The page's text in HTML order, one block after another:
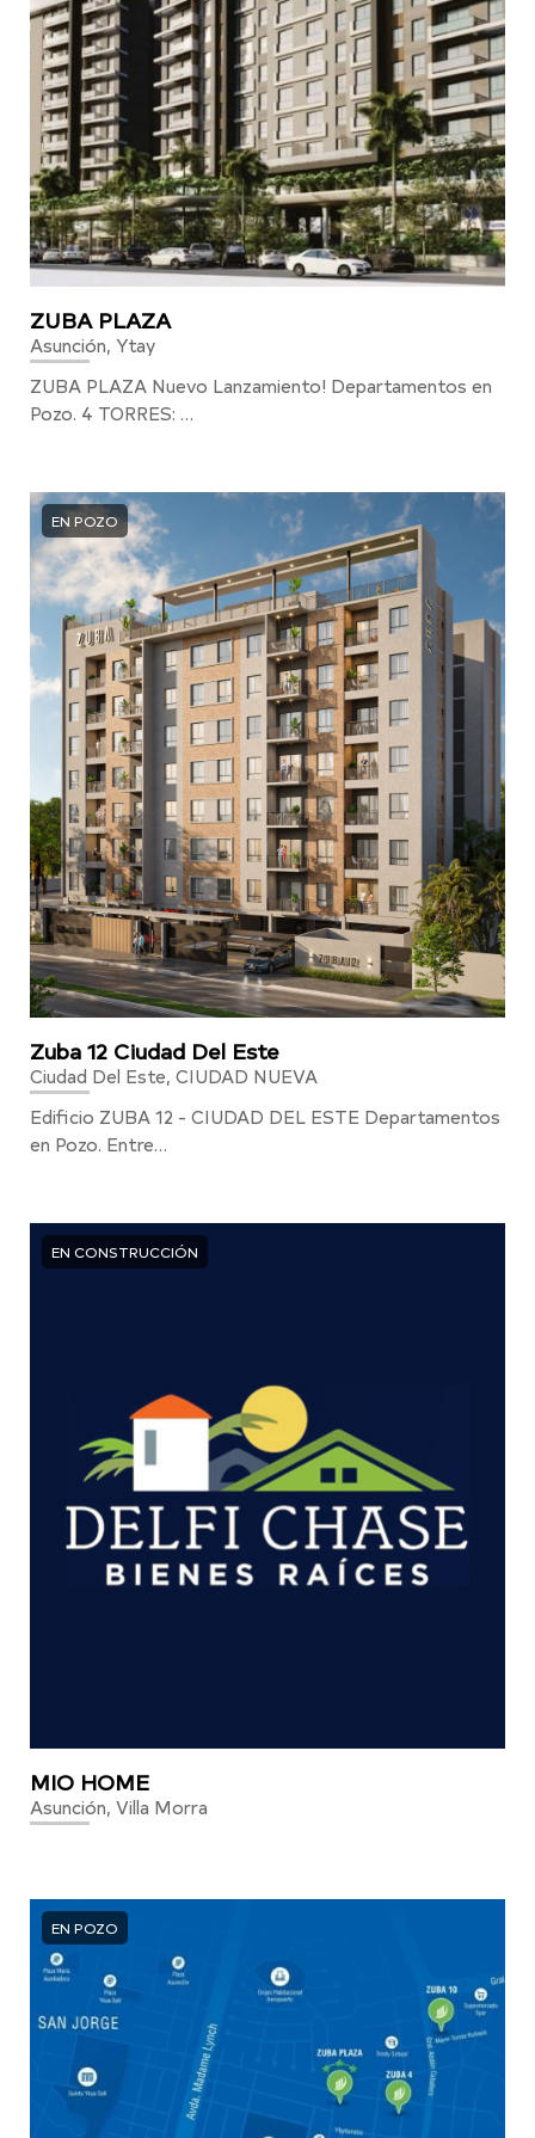
ZUBA PLAZA
Asunción, Ytay
ZUBA PLAZA Nuevo Lanzamiento! Departamentos en
Pozo. 4 TORRES: …
EN POZO
Zuba 12 Ciudad Del Este
Ciudad Del Este, CIUDAD NUEVA
Edificio ZUBA 12 - CIUDAD DEL ESTE Departamentos
en Pozo. Entre…
EN CONSTRUCCIÓN
MIO HOME
Asunción, Villa Morra
EN POZO